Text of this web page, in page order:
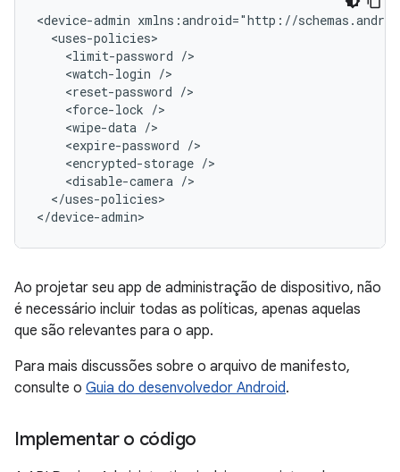
<device-admin
<limit-password
<watch-login
<reset-password
<force-lock
<wipe-data
<expire-password
<encrypted-storage
<disable-camera
</uses-policies>
</device-admin>
Ao projetar seu app de administração de dispositivo, não
é necessário incluir todas as políticas, apenas aquelas
que são relevantes para o app.
Para mais discussões sobre o arquivo de manifesto,
consulte o Guia do desenvolvedor Android.
Implementar o código